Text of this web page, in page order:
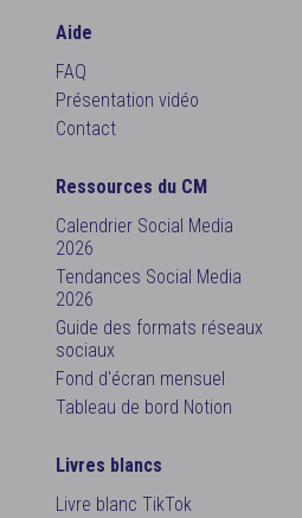
Aide
FAQ
Présentation vidéo
Contact
Ressources du CM
Calendrier Social Media
2026
Tendances Social Media
2026
Guide des formats réseaux
sociaux
Fond d'écran mensuel
Tableau de bord Notion
Livres blancs
Livre blanc TikTok